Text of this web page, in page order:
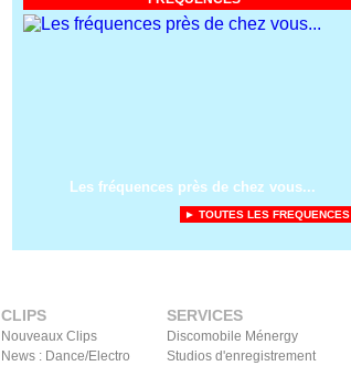
Les fréquences près de chez vous...
► TOUTES LES FREQUENCES
CLIPS
Nouveaux Clips
News : Dance/Electro
SERVICES
Discomobile Ménergy
Studios d'enregistrement